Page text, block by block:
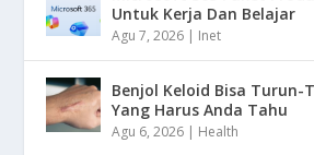
Untuk Kerja Dan Belajar
Agu 7, 2026 | Inet
Benjol Keloid Bisa Turun-
Yang Harus Anda Tahu
Agu 6, 2026 | Health